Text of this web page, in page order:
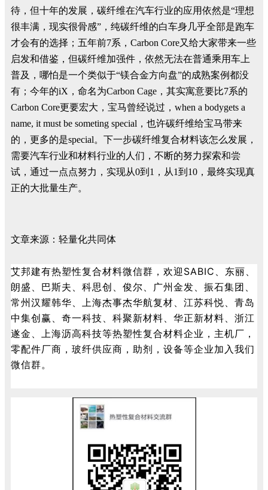
待，但十年的发展，碳纤维在汽车行业的应用依然是“理想
很丰满，现实很骨感”，纯碳纤维的白车身几乎全部是跑车
才会有的选择；五年前7系，Carbon Core又给大家带来一些
启发和借鉴，但碳纤维加强件，依然无法在普通乘用车上
普及，哪怕是一个类似于“镁合金方向盘”的成熟案例都没
有；今年的iX，命名为Carbon Cage，其实寓意要比7系的
Carbon Core更要宏大，宝马曾经说过，when a bodygets a
name, it must be someting special，也许碳纤维给宝马带来
的，更多的是special。下一步碳纤维复合材料该怎么发展，
需要汽车行业和材料行业的人们，不断的努力探索和尝
试，通过一点点努力，实现从0到1，从1到10，最终实现真
正的大批量生产。
文章来源：轻量化共同体
艾邦建有热塑性复合材料微信群，欢迎SABIC、东丽、
朗盛、巴斯夫、科思创、俊尔、广州金发、振石集团、
常州汉耀韩华、上海杰事杰华航复材、江苏科悦、青岛
中集创赢、奇一科技、科聚新材料、华正新材料、浙江
遂金、上海沥高科技等热塑性复合材料企业，主机厂，
零配件厂商，玻纤供应商，助剂，设备等企业加入我们
微信群。